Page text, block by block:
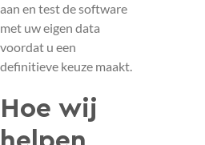
aan en test de software
met uw eigen data
voordat u een
definitieve keuze maakt.
Hoe wij